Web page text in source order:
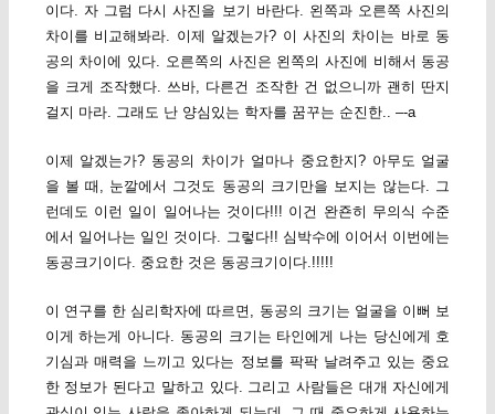
이다. 자 그럼 다시 사진을 보기 바란다. 왼쪽과 오른쪽 사진의
차이를 비교해봐라. 이제 알겠는가? 이 사진의 차이는 바로 동
공의 차이에 있다. 오른쪽의 사진은 왼쪽의 사진에 비해서 동공
을 크게 조작했다. 쓰바, 다른건 조작한 건 없으니까 괜히 딴지
걸지 마라. 그래도 난 양심있는 학자를 꿈꾸는 순진한.. –-a
이제 알겠는가? 동공의 차이가 얼마나 중요한지? 아무도 얼굴
을 볼 때, 눈깔에서 그것도 동공의 크기만을 보지는 않는다. 그
런데도 이런 일이 일어나는 것이다!!! 이건 완죤히 무의식 수준
에서 일어나는 일인 것이다. 그렇다!! 심박수에 이어서 이번에는
동공크기이다. 중요한 것은 동공크기이다.!!!!!
이 연구를 한 심리학자에 따르면, 동공의 크기는 얼굴을 이뻐 보
이게 하는게 아니다. 동공의 크기는 타인에게 나는 당신에게 호
기심과 매력을 느끼고 있다는 정보를 팍팍 날려주고 있는 중요
한 정보가 된다고 말하고 있다. 그리고 사람들은 대개 자신에게